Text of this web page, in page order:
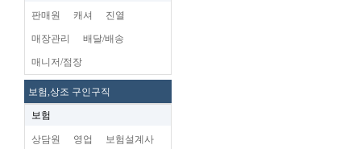
판매원 캐셔 진열
매장관리 배달/배송
매니저/점장
보험,상조 구인구직
보험
상담원 영업 보험설계사